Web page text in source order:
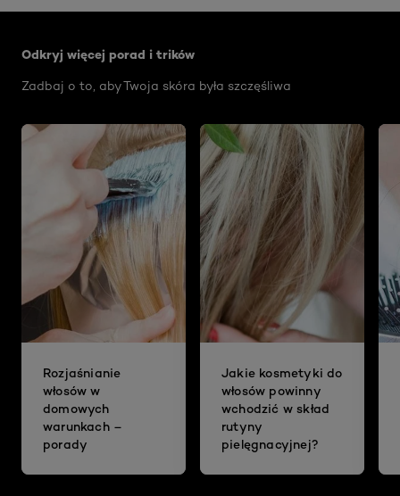
Odkryj więcej porad i trików
Zadbaj o to, aby Twoja skóra była szczęśliwa
Rozjaśnianie
włosów w
domowych
warunkach –
porady
Jakie kosmetyki do
włosów powinny
wchodzić w skład
rutyny
pielęgnacyjnej?